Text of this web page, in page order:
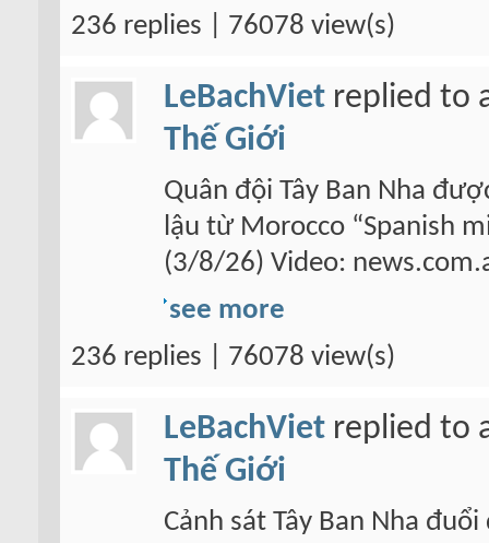
236 replies | 76078 view(s)
LeBachViet replied to
Thế Giới
Quân đội Tây Ban Nha
lậu từ Morocco “Spanish
(3/8/26) Video:
see more
236 replies | 76078 view(s)
LeBachViet replied to
Thế Giới
Cảnh sát Tây Ban Nha